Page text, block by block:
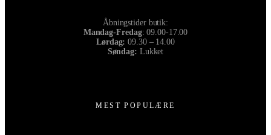
Åbningstider butik:
Mandag-Fredag: 09.00-17.00
Lørdag:09.30 – 14.00
Søndag: Lukket
MEST POPULÆRE